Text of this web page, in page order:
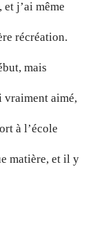
j’ai même
récréation.
mais
vraiment aimé,
à l’école
matière, et il y